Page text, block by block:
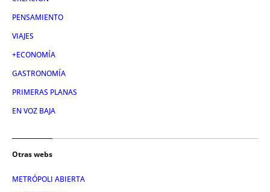
PENSAMIENTO
VIAJES
+ECONOMÍA
GASTRONOMÍA
PRIMERAS PLANAS
EN VOZ BAJA
Otras webs
METRÓPOLI ABIERTA